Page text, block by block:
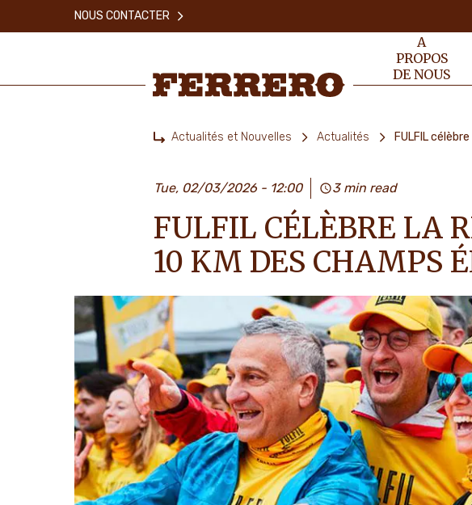
A
PROPOS
DE NOUS
NOUS CONTACTER
Actualités et Nouvelles Actualités FULFIL
Tue, 02/03/2026 - 12:00 3 min read
FULFIL CÉLÈBRE LA
10 KM DES CHAMPS